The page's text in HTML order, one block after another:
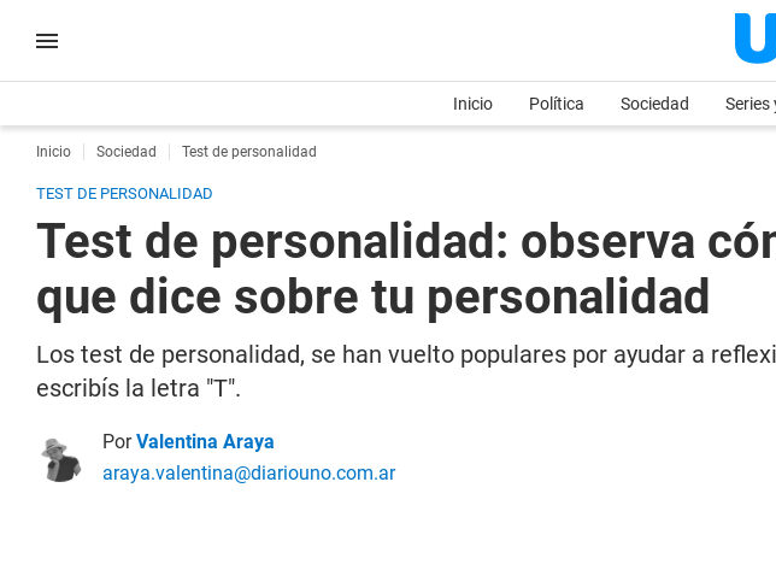
Inicio Política Sociedad Series
Inicio Sociedad Test de personalidad
TEST DE PERSONALIDAD
Test de personalidad: observa
que dice sobre tu personalidad
Los test de personalidad, se han vuelto populares por ayudar a
escribís la letra "T".
PorValentina Araya
araya.valentina@diariouno.com.ar